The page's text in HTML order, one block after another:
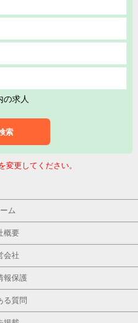
求人
索
変更してください。
ム
概要
会社
報保護
る質問